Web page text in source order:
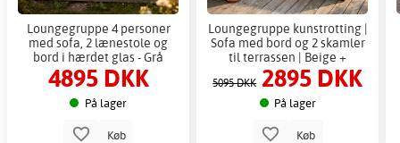
Loungegruppe 4 personer
med sofa, 2 lænestole og
bord i hærdet glas - Grå
havemøbelgruppe til balkon
og terrasse
4895 DKK
På lager
Køb
Loungegruppe kunstrotting |
Sofa med bord og 2 skamler
til terrassen | Beige +
Møbelpleje
5095 DKK 2895 DKK
På lager
Køb